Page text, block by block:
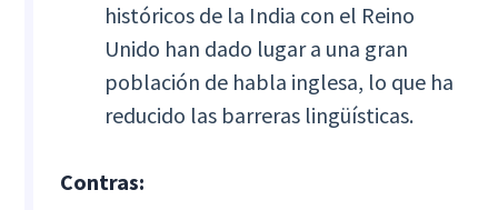
históricos de la India con el Reino
Unido han dado lugar a una gran
población de habla inglesa, lo que ha
reducido las barreras lingüísticas.
Contras: